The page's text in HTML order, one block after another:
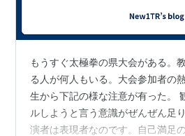
もうすぐ太極拳の県大会がある。
る人が何人もいる。大会参加者の
生から下記の様な注意が有った。
ルしようと言う意識がぜんぜん足
演者は表現者なのです。自己満足